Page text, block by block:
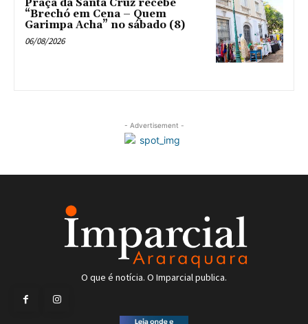
Praça da Santa Cruz recebe
“Brechó em Cena – Quem
Garimpa Acha” no sábado (8)
06/08/2026
- Advertisement -
O que é notícia. O Imparcial publica.